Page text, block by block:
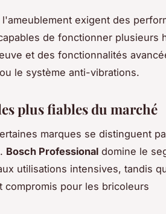
exigent des
de fonctionner plusieurs
et des fonctionnalités
le système anti-vibrations.
plus fiables du marché
marques se distinguent
Bosch Professional domine le
utilisations intensives, tandis
pour les bricoleurs